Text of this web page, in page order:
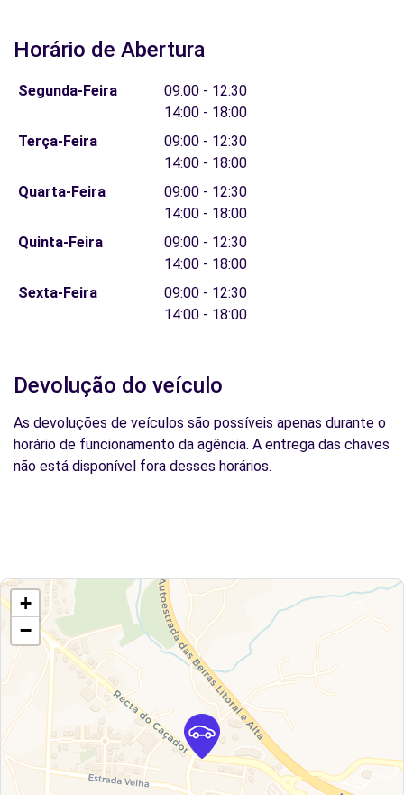
Horário de Abertura
Segunda-Feira
09:00 - 12:30
14:00 - 18:00
Terça-Feira
09:00 - 12:30
14:00 - 18:00
Quarta-Feira
09:00 - 12:30
14:00 - 18:00
Quinta-Feira
09:00 - 12:30
14:00 - 18:00
Sexta-Feira
09:00 - 12:30
14:00 - 18:00
Devolução do veículo
As devoluções de veículos são possíveis apenas durante o
horário de funcionamento da agência. A entrega das chaves
não está disponível fora desses horários.
+
−